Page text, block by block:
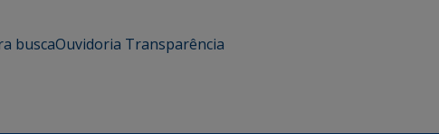
buscaOuvidoria Transparência